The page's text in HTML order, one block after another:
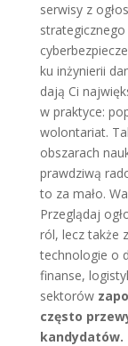
serwisy z
ku inżynierii
dają Ci
w praktyce:
wolontariat.
obszarach
prawdziwą
to za mało.
Przeglądaj
ról, lecz także
technologie o
finanse,
sektorów
często
kandydatów.